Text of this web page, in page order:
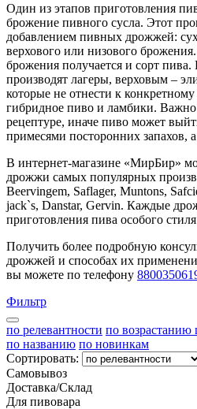
Один из этапов приготовления
брожение пивного сусла. Этот
добавлением пивных дрожжей:
верхового или низового
брожения получается и сорт
производят лагеры, верховым –
которые не отнести к
гибридное пиво и ламбики. Важно
рецептуре, иначе пиво может
примесями посторонних запахов,
В интернет-магазине «МирБир»
дрожжи самых популярных
Beervingem, Saflager, Muntons,
jack`s, Danstar, Gervin. Каждые
приготовления пива особого
Получить более подробную
дрожжей и способах их
вы можете по телефону
Фильтр
по релевантности по возрастанию
по названию по новинкам
Сортировать:
Самовывоз
Доставка/Склад
Для пивовара